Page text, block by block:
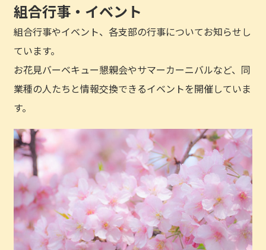
組合行事・イベント
組合行事やイベント、各支部の行事についてお知らせし
ています。
お花見バーベキュー懇親会やサマーカーニバルなど、同
業種の人たちと情報交換できるイベントを開催していま
す。